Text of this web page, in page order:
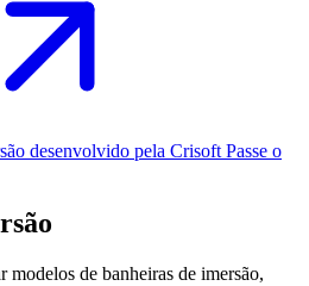
Passe o
de banheiras de imersão,